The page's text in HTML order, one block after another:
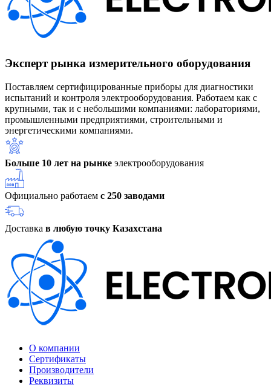
Эксперт рынка измерительного оборудования
Поставляем сертифицированные приборы для диагностики
испытаний и контроля электрооборудования. Работаем как с
крупными, так и с небольшими компаниями: лабораториями,
промышленными предприятиями, строительными и
энергетическими компаниями.
Больше 10 лет на рынке электрооборудования
Официально работаем с 250 заводами
Доставка в любую точку Казахстана
О компании
Сертификаты
Производители
Реквизиты